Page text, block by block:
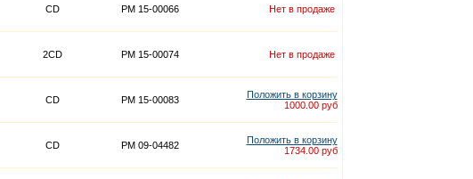
CD PM 15-00066 Нет в продаже
2CD PM 15-00074 Нет в продаже
CD PM 15-00083
Положить в корзину
1000.00 руб
CD PM 09-04482
Положить в корзину
1734.00 руб